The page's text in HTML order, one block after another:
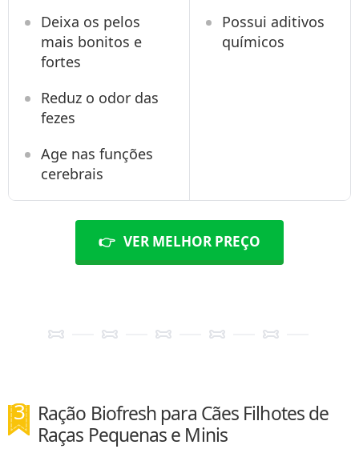
Deixa os pelos
mais bonitos e
fortes
Possui aditivos
químicos
Reduz o odor das
fezes
Age nas funções
cerebrais
👉 VER MELHOR PREÇO
Ração Biofresh para Cães Filhotes de
Raças Pequenas e Minis